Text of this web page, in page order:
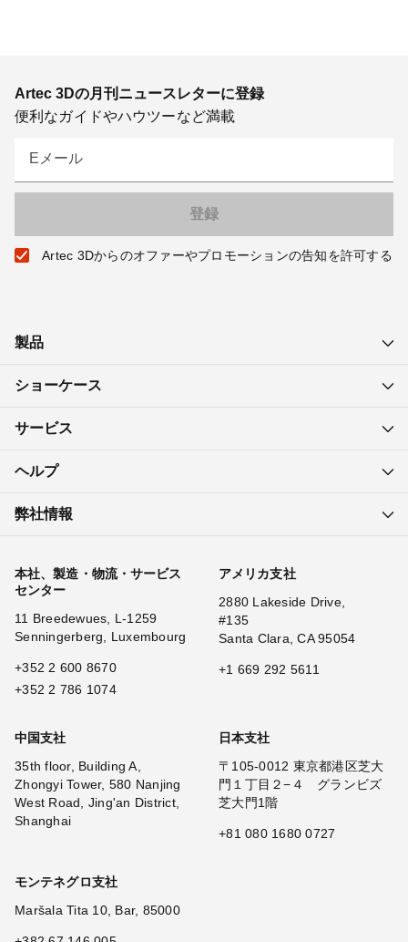
Artec 3Dの月刊ニュースレターに登録
便利なガイドやハウツーなど満載
Eメール
Artec 3Dからのオファーやプロモーションの告知を許可する
製品
ショーケース
サービス
ヘルプ
弊社情報
本社、製造・物流・サービス
センター
11 Breedewues, L-1259
Senningerberg, Luxembourg
+352 2 600 8670
+352 2 786 1074
アメリカ支社
2880 Lakeside Drive,
#135
Santa Clara, CA 95054
+1 669 292 5611
中国支社
35th floor, Building A,
Zhongyi Tower, 580 Nanjing
West Road, Jing'an District,
Shanghai
日本支社
〒105-0012 東京都港区芝大
門１丁目２−４ グランビズ
芝大門1階
+81 080 1680 0727
モンテネグロ支社
Maršala Tita 10, Bar, 85000